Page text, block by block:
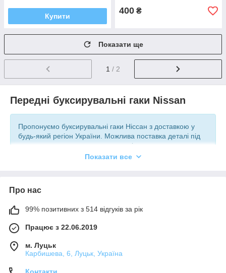
Купити
400 ₴
Показати ще
1 / 2
Передні буксирувальні гаки Nissan
Пропонуємо буксирувальні гаки Ніссан з доставкою у
будь-який регіон України. Можлива поставка деталі під
замовлення з урахуванням моделі вашого авто.
Оплата: передоплата, оплата при отриманні
Особливості співпраці з нашим інтернет
Надаємо послуги понад 5 років, маємо великий досвід
консультації покупцям буксирувальних гаків на автомобіль
Показати все
Про нас
99% позитивних з 514 відгуків за рік
Працює з 22.06.2019
м. Луцьк
Карбишева, 6, Луцьк, Україна